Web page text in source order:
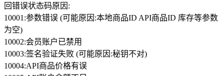
回错误状态码原因:
10001:参数错误 (可能原因:本地商品ID API商品ID 库存等参数
为空)
10002:会员账户已禁用
10003:签名验证失败 (可能原因:秘钥不对)
10004:API商品价格有误